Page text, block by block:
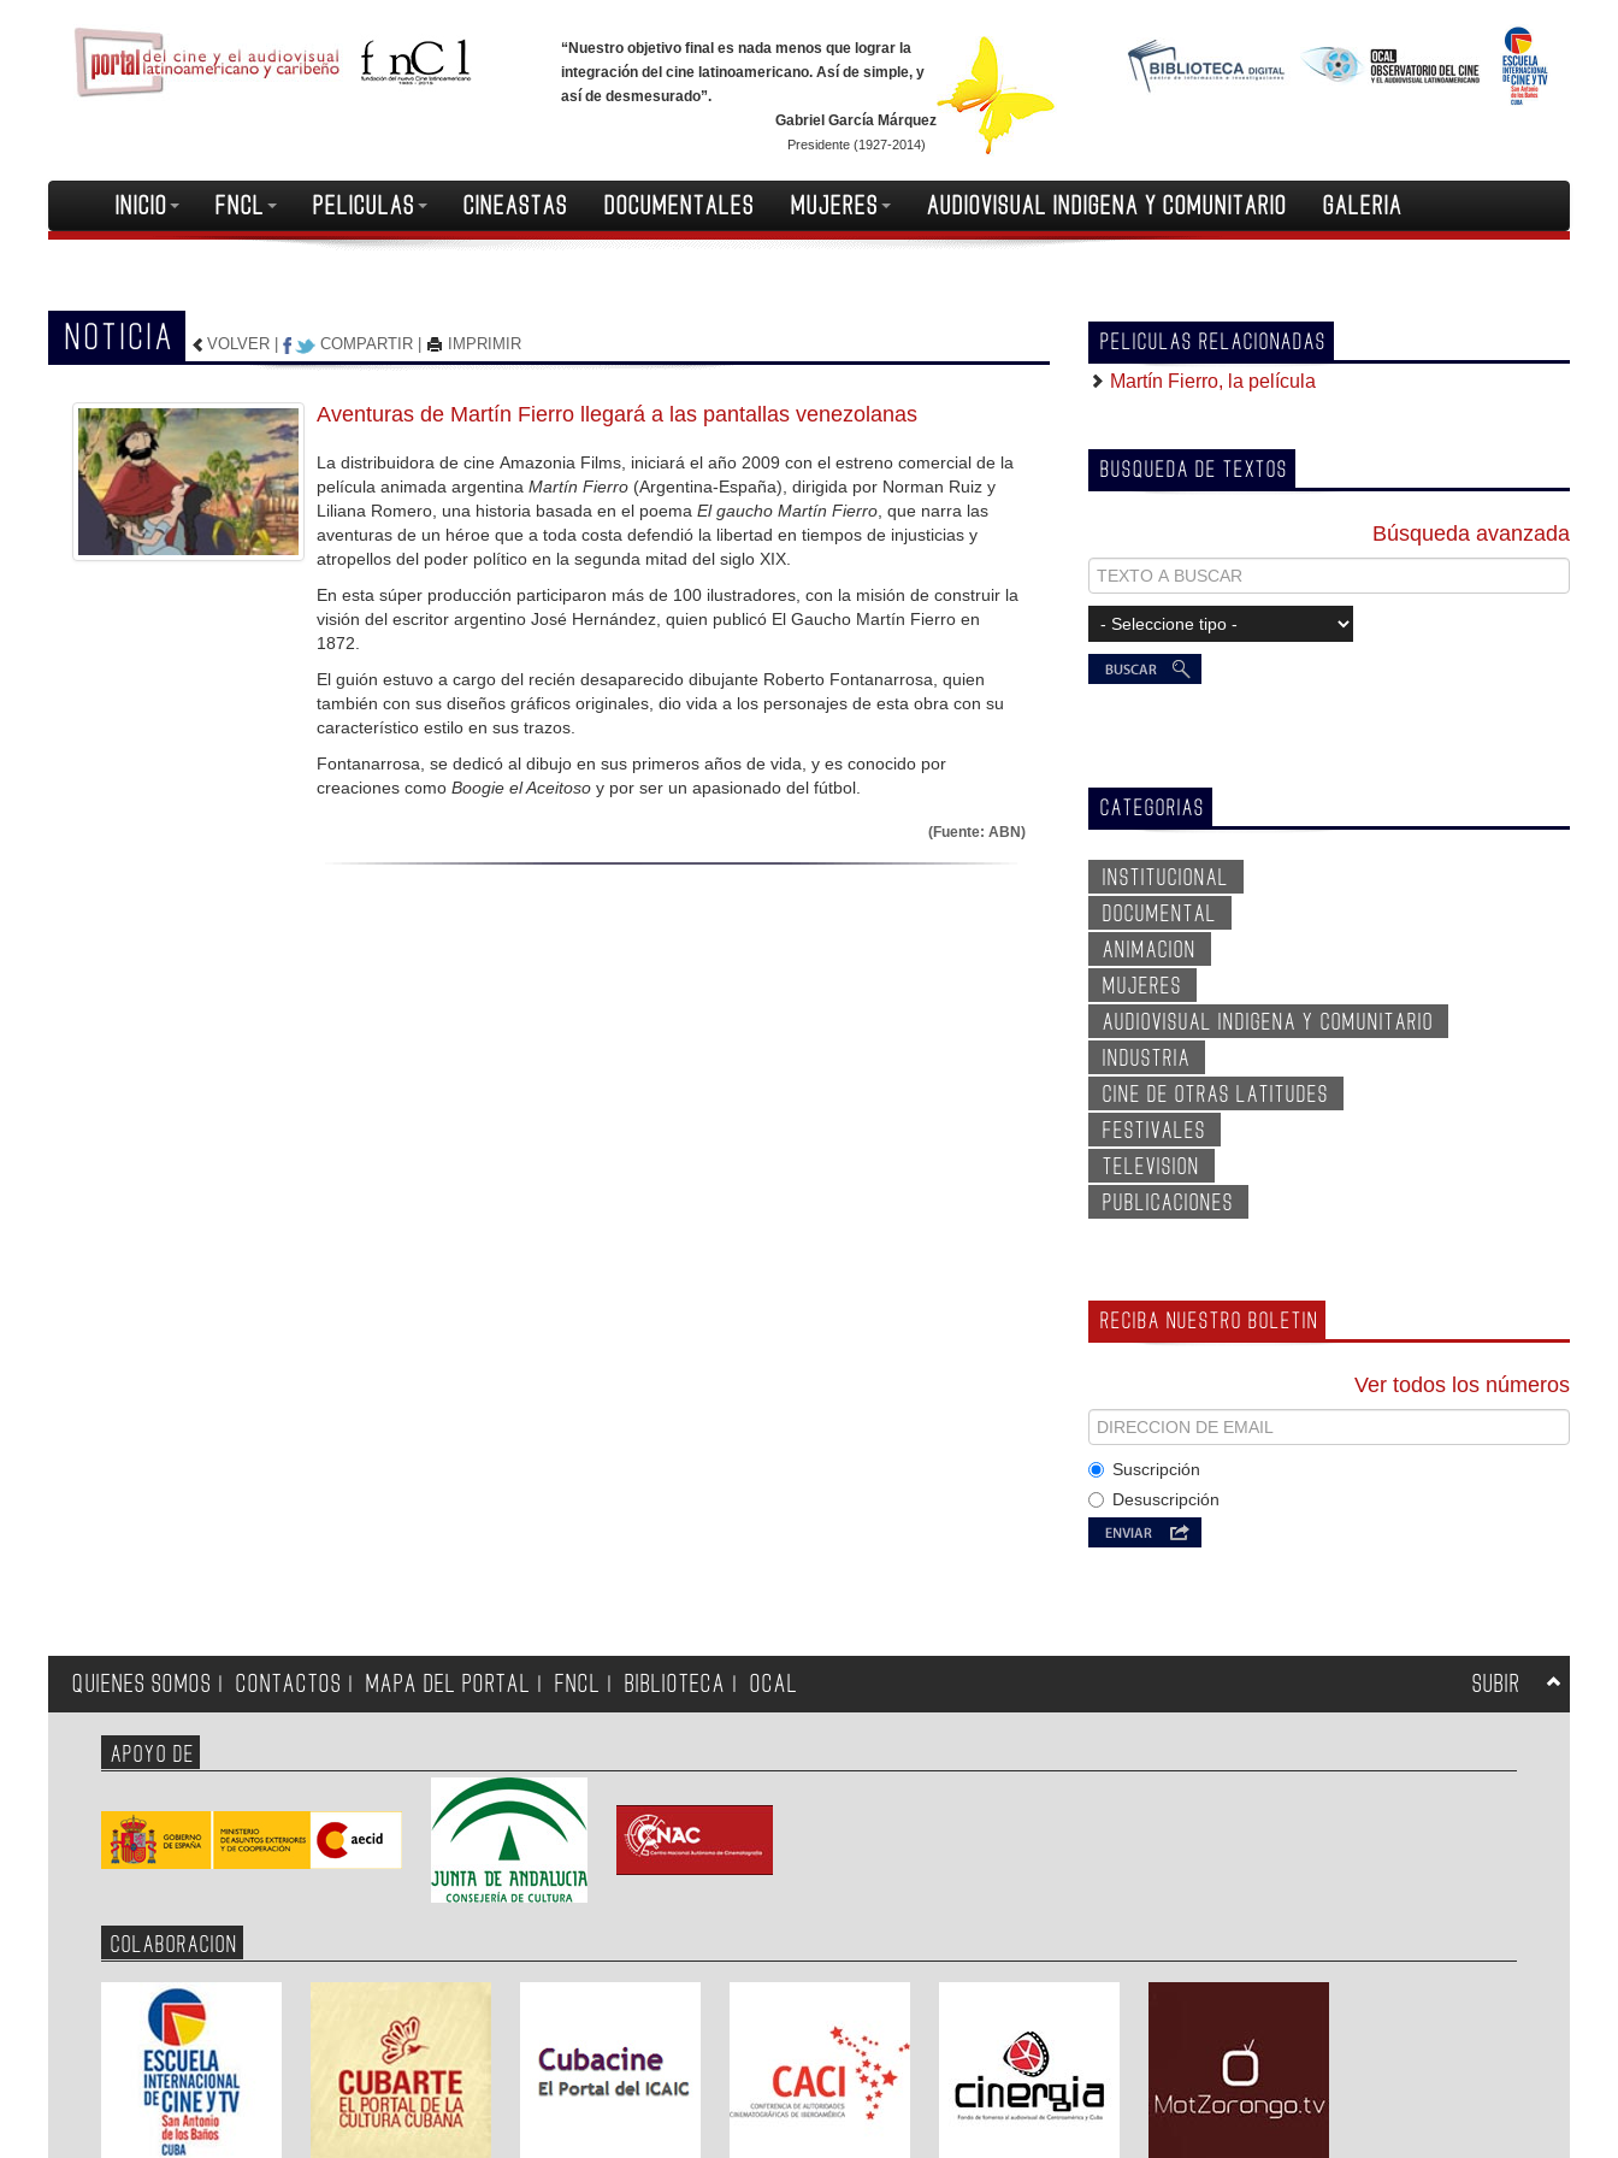
“Nuestro objetivo final es nada menos que lograr la
integración del cine latinoamericano. Así de simple, y
así de desmesurado”.
Gabriel García Márquez
Presidente (1927-2014)
INICIO FNCL PELICULAS CINEASTAS DOCUMENTALES MUJERES AUDIOVISUAL INDIGENA Y COMUNITARIO GALERIA
NOTICIA VOLVER COMPARTIR IMPRIMIR
Aventuras de Martín Fierro llegará a las pantallas venezolanas
La distribuidora de cine Amazonia Films, iniciará el año 2009 con el estreno comercial de la
película animada argentinaMartín Fierro (Argentina-España), dirigida por Norman Ruiz y
Liliana Romero, una historia basada en el poemaEl gaucho Martín Fierro , que narra las
aventuras de un héroe que a toda costa defendió la libertad en tiempos de injusticias y
atropellos del poder político en la segunda mitad del siglo XIX.
En esta súper producción participaron más de 100 ilustradores, con la misión de construir la
visión del escritor argentino José Hernández, quien publicó El Gaucho Martín Fierro en
1872.
El guión estuvo a cargo del recién desaparecido dibujante Roberto Fontanarrosa, quien
también con sus diseños gráficos originales, dio vida a los personajes de esta obra con su
característico estilo en sus trazos.
Fontanarrosa, se dedicó al dibujo en sus primeros años de vida, y es conocido por
creaciones comoBoogie el Aceitoso y por ser un apasionado del fútbol.
(Fuente: ABN)
PELICULAS RELACIONADAS
Martín Fierro, la película
BUSQUEDA DE TEXTOS
Búsqueda avanzada
CATEGORIAS
INSTITUCIONAL
DOCUMENTAL
ANIMACION
MUJERES
AUDIOVISUAL INDIGENA Y COMUNITARIO
INDUSTRIA
CINE DE OTRAS LATITUDES
FESTIVALES
TELEVISION
PUBLICACIONES
RECIBA NUESTRO BOLETIN
Ver todos los números
Suscripción
Desuscripción
QUIENES SOMOS CONTACTOS MAPA DEL PORTAL FNCL BIBLIOTECA OCAL SUBIR
APOYO DE
COLABORACION